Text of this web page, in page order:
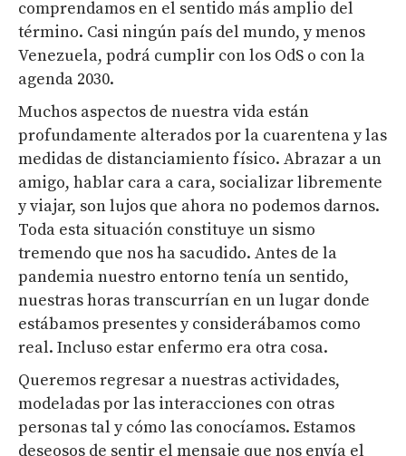
comprendamos en el sentido más amplio del
término. Casi ningún país del mundo, y menos
Venezuela, podrá cumplir con los OdS o con la
agenda 2030.
Muchos aspectos de nuestra vida están
profundamente alterados por la cuarentena y las
medidas de distanciamiento físico. Abrazar a un
amigo, hablar cara a cara, socializar libremente
y viajar, son lujos que ahora no podemos darnos.
Toda esta situación constituye un sismo
tremendo que nos ha sacudido. Antes de la
pandemia nuestro entorno tenía un sentido,
nuestras horas transcurrían en un lugar donde
estábamos presentes y considerábamos como
real. Incluso estar enfermo era otra cosa.
Queremos regresar a nuestras actividades,
modeladas por las interacciones con otras
personas tal y cómo las conocíamos. Estamos
deseosos de sentir el mensaje que nos envía el